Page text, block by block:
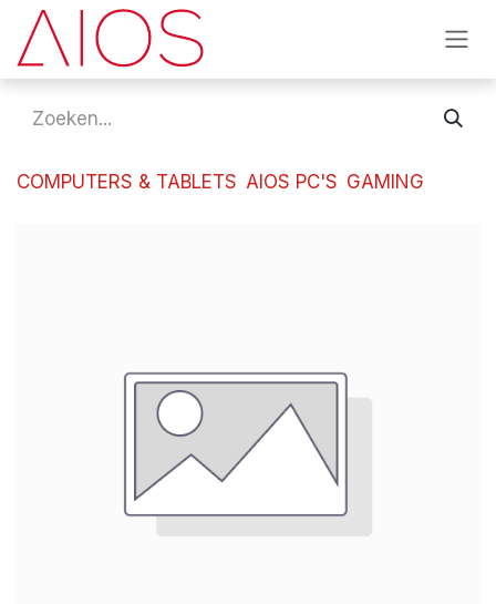
Overslaan naar inhoud
COMPUTERS & TABLETS AIOS PC'S GAMING